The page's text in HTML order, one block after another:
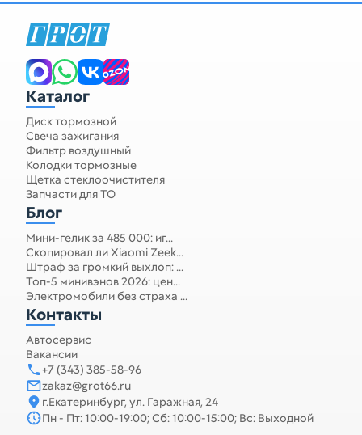
Каталог
Диск тормозной
Свеча зажигания
Фильтр воздушный
Колодки тормозные
Щетка стеклоочистителя
Запчасти для ТО
Блог
Мини-гелик за 485 000: иг...
Скопировал ли Xiaomi Zeek...
Штраф за громкий выхлоп: ...
Топ-5 минивэнов 2026: цен...
Электромобили без страха ...
Контакты
Автосервис
Вакансии
+7 (343) 385-58-96
zakaz@grot66.ru
г.Екатеринбург, ул. Гаражная, 24
Пн - Пт: 10:00-19:00; Сб: 10:00-15:00; Вс: Выходной